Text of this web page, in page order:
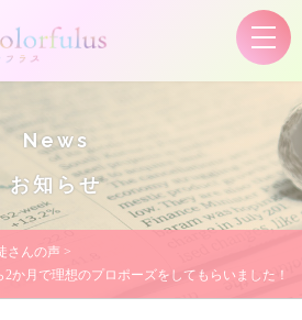
News
お知らせ
さんの声 >
か月で理想のプロポーズをしてもらいました！